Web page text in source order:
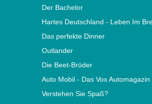
Der Bachelor
Das perfekte Dinner
Outlander
Die Beet-Brüder
Auto Mobil - Das Vox Automagazin
Verstehen Sie Spaß?